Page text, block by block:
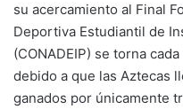
su acercamiento al Final
Deportiva Estudiantil de
(CONADEIP) se torna
debido a que las Aztecas
ganados por únicamente